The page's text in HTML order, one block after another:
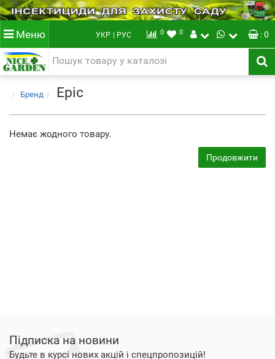
Меню УКР | РУС 0 0 : 0
Бренд Epic
Немає жодного товару.
Продовжити
Підписка на новини
Будьте в курсі нових акцій і спецпропозицій!